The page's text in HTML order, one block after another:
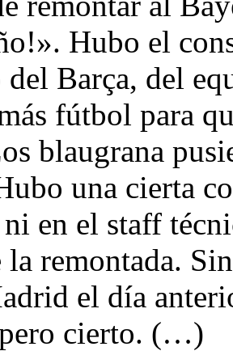
Hubo el
Barça, del
fútbol para
blaugrana
una cierta
en el staff
la remontada.
el día
cierto. (…)